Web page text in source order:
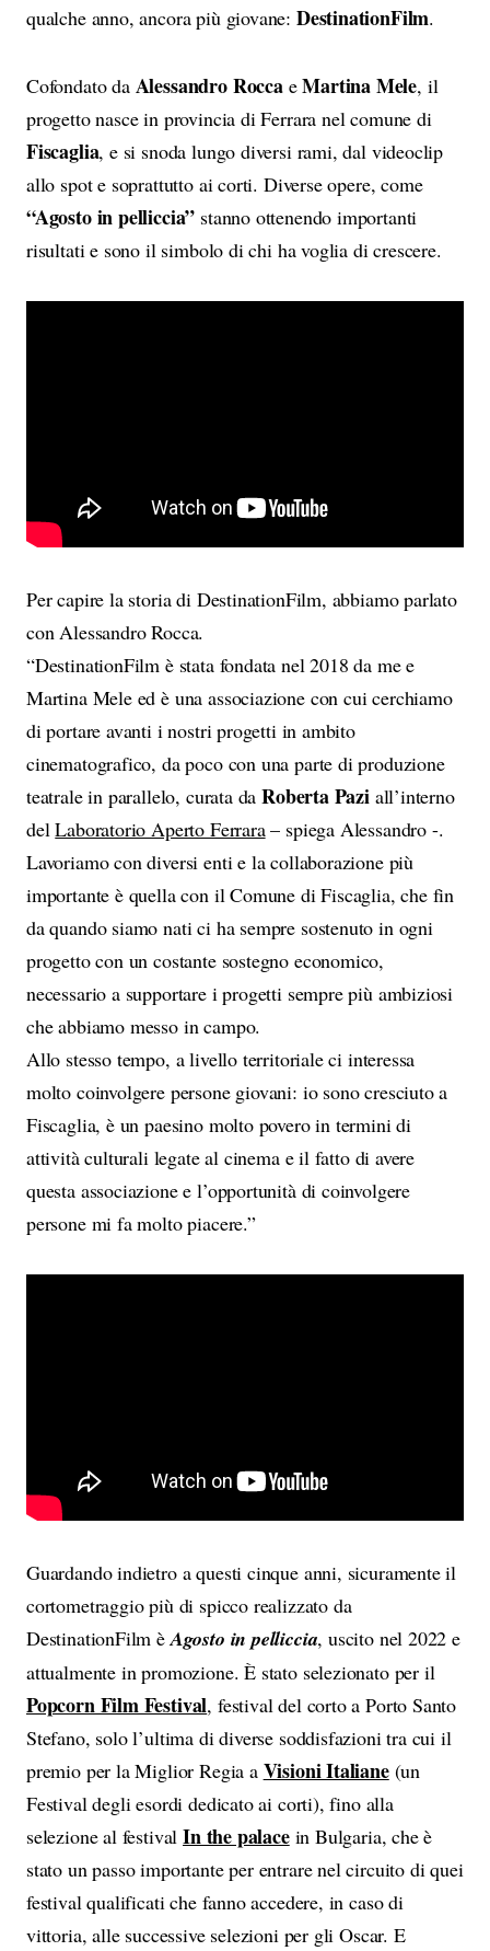
qualche anno, ancora più giovane: DestinationFilm.
Cofondato da Alessandro RoccaeMartina Mele, il
progetto nasce in provincia di Ferrara nel comune di
Fiscaglia, e si snoda lungo diversi rami, dal videoclip
allo spot e soprattutto ai corti. Diverse opere, come
“Agosto in pelliccia” stanno ottenendo importanti
risultati e sono il simbolo di chi ha voglia di crescere.
Per capire la storia di DestinationFilm, abbiamo parlato
con Alessandro Rocca.
“DestinationFilm è stata fondata nel 2018 da me e
Martina Mele ed è una associazione con cui cerchiamo
di portare avanti i nostri progetti in ambito
cinematografico, da poco con una parte di produzione
teatrale in parallelo, curata daRoberta Paziall’interno
delLaboratorio Aperto Ferrara– spiega Alessandro -.
Lavoriamo con diversi enti e la collaborazione più
importante è quella con il Comune di Fiscaglia, che fin
da quando siamo nati ci ha sempre sostenuto in ogni
progetto con un costante sostegno economico,
necessario a supportare i progetti sempre più ambiziosi
che abbiamo messo in campo.
Allo stesso tempo, a livello territoriale ci interessa
molto coinvolgere persone giovani: io sono cresciuto a
Fiscaglia, è un paesino molto povero in termini di
attività culturali legate al cinema e il fatto di avere
questa associazione e l’opportunità di coinvolgere
persone mi fa molto piacere.”
Guardando indietro a questi cinque anni, sicuramente il
cortometraggio più di spicco realizzato da
DestinationFilm èAgosto in pelliccia, uscito nel 2022 e
attualmente in promozione. È stato selezionato per il
Popcorn Film Festival, festival del corto a Porto Santo
Stefano, solo l’ultima di diverse soddisfazioni tra cui il
premio per la Miglior Regia a Visioni Italiane(un
Festival degli esordi dedicato ai corti), fino alla
selezione al festivalIn the palacein Bulgaria, che è
stato un passo importante per entrare nel circuito di quei
festival qualificati che fanno accedere, in caso di
vittoria, alle successive selezioni per gli Oscar. E